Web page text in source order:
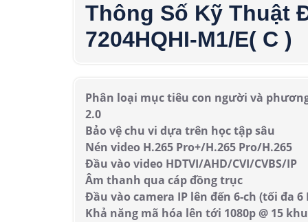
Thông Số Kỹ Thuật
7204HQHI-M1/E( C )
Phân loại mục tiêu con người và
2.0
Bảo vệ chu vi dựa trên học tập sâu
Nén video H.265 Pro+/H.265 Pro/H.265
Đầu vào video HDTVI/AHD/CVI/CVBS/IP
Âm thanh qua cáp đồng trục
Đầu vào camera IP lên đến 6-ch (tối đa 6
Khả năng mã hóa lên tới 1080p @ 15